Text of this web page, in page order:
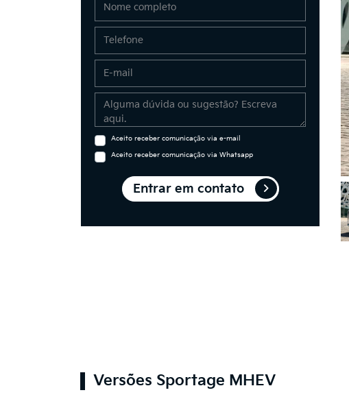
Aceito receber comunicação via e-mail
Aceito receber comunicação via Whatsapp
Entrar em contato
Versões Sportage MHEV